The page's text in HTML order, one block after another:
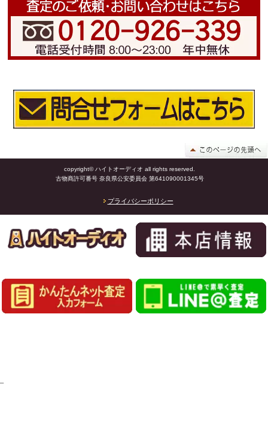
copyright© ハイトオーディオ all rights reserved.
古物商許可番号 奈良県公安委員会 第641090001345号
プライバシーポリシー